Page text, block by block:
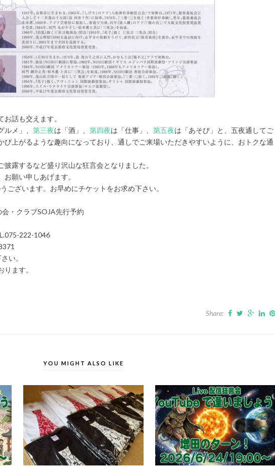
話も交えます。
ルメ」、 第三夜は「酒」、 第四夜は「仕事」、 第五夜は「あそび」と、五夜通してご
び上がるような趣向になっており、通しでご来場いただきやすいように、おトクな通
露するなど盛り沢山な狂言会となりました。
願い申しあげます。
ざいます。お早めにチケットをお求め下さい。
・クラブSOJA先行予約
222-1046
い。
ます。
Share:
YOU MIGHT ALSO LIKE